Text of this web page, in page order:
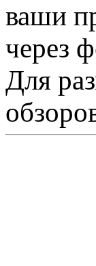
ваши
через
Для